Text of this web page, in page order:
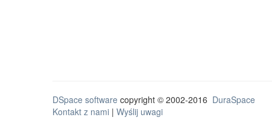
DSpace software copyright © 2002-2016 DuraSpace
Kontakt z nami | Wyślij uwagi